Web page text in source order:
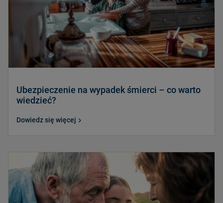
Ubezpieczenie na wypadek śmierci – co warto
wiedzieć?
Dowiedz się więcej